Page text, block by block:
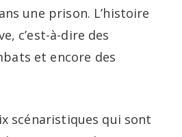
une prison. L’histoire
c’est-à-dire des
et encore des
scénaristiques qui sont